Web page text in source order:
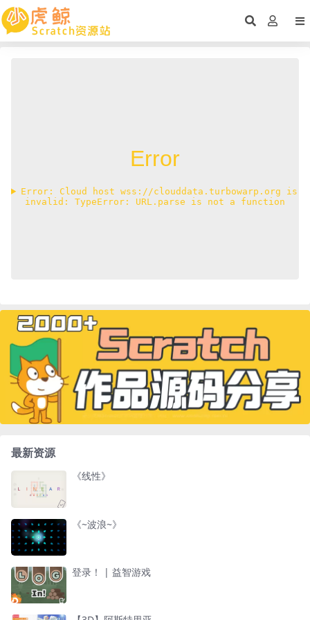
最新资源
《线性》
《~波浪~》
登录！ | 益智游戏